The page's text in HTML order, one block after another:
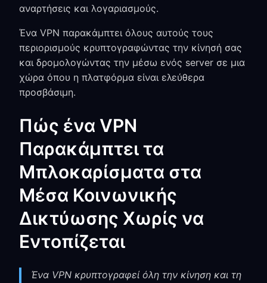
αναρτήσεις και λογαριασμούς.
Ένα VPN παρακάμπτει όλους αυτούς τους
περιορισμούς κρυπτογραφώντας την κίνησή σας
και δρομολογώντας την μέσω ενός server σε μια
χώρα όπου η πλατφόρμα είναι ελεύθερα
προσβάσιμη.
Πώς ένα VPN
Παρακάμπτει τα
Μπλοκαρίσματα στα
Μέσα Κοινωνικής
Δικτύωσης Χωρίς να
Εντοπίζεται
Ένα VPN κρυπτογραφεί όλη την κίνηση και τη